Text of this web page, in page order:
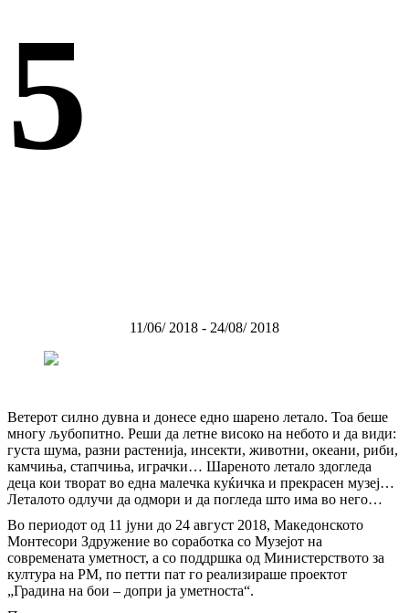
5
11/06/ 2018 - 24/08/ 2018
Ветерот силно дувна и донесе едно шарено летало. Тоа беше
многу љубопитно. Реши да летне високо на небото и да види:
густа шума, разни растенија, инсекти, животни, океани, риби,
камчиња, стапчиња, играчки… Шареното летало здогледа
деца кои творат во една малечка куќичка и прекрасен музеј…
Леталото одлучи да одмори и да погледа што има во него…
Во периодот од 11 јуни до 24 август 2018, Македонското
Монтесори Здружение во соработка со Музејот на
современата уметност, а со поддршка од Министерството за
култура на РМ, по петти пат го реализираше проектот
„Градина на бои – допри ја уметноста“.